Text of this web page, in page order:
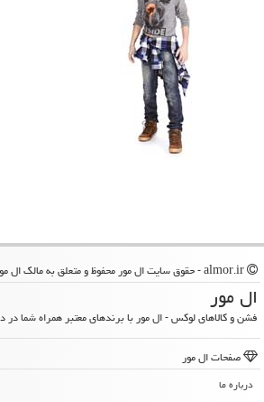
ال مور
فشن و کالاهای لوکس - ال مور با برندهای معتبر همراه شما
صفحات ال مور
درباره ما